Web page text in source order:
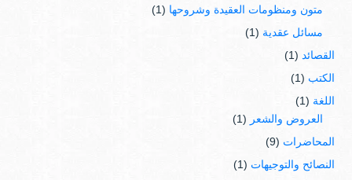
متون ومنظومات العقيدة وشروحها (1)
مسائل عقدية (1)
القصائد (1)
الكتب (1)
اللغة (1)
العروض والشعر (1)
المحاضرات (9)
النصائح والتوجيهات (1)